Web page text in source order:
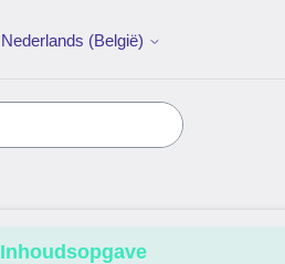
Nederlands (België)
Inhoudsopgave